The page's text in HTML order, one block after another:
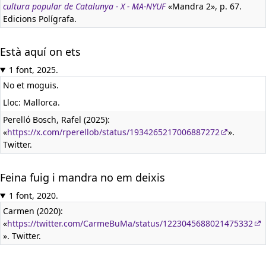
cultura popular de Catalunya - X - MA-NYUF«Mandra 2», p. 67.
Edicions Polígrafa.
Està aquí on ets
1 font, 2025.
No et moguis.
Lloc: Mallorca.
Perelló Bosch, Rafel (2025):
«https://x.com/rperellob/status/1934265217006887272
».
Twitter.
Feina fuig i mandra no em deixis
1 font, 2020.
Carmen (2020):
«https://twitter.com/CarmeBuMa/status/1223045688021475332
». Twitter.